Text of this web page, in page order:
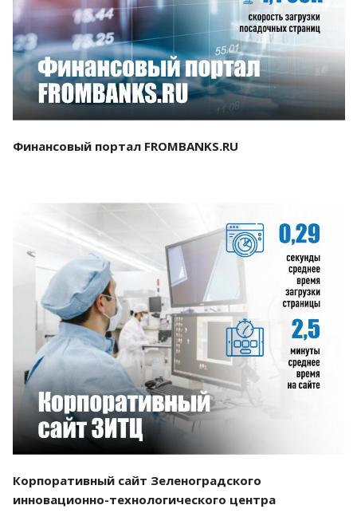
Смотреть проект
Финансовый портал FROMBANKS.RU
Смотреть проект
Корпоративный сайт Зеленоградского
инновационно-технологического центра